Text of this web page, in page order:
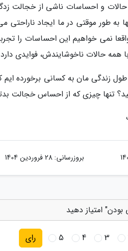
و احساسات ناشی از خجالت
به طور موقتی در ما ایجاد ناراحتی
نمی خواهیم این احساسات را
همه حالات ناخوشایندش، فوایدی
زندگی مان به کسانی برخورده
تنها چیزی که از احساس خجالت
بروزرسانی: 28 فروردین 1404
بودن" امتیاز دهید
3
4
5 رای